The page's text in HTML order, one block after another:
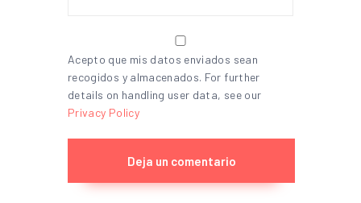
Acepto que mis datos enviados sean
recogidos y almacenados. For further
details on handling user data, see our
Privacy Policy